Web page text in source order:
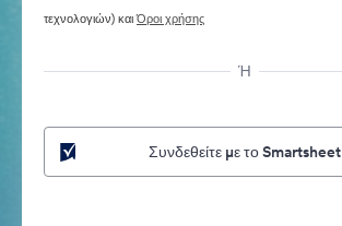
τεχνολογιών) καιΌροι χρήσης
Ή
Συνδεθείτε με το Smartsheet